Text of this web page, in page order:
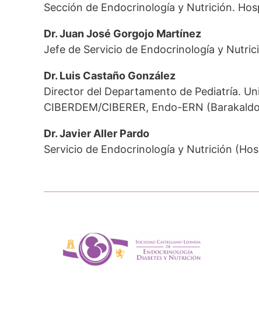
Sección de Endocrinología y Nutrición.
Dr. Juan José Gorgojo Martínez
Jefe de Servicio de Endocrinología y
Dr. Luis Castaño González
Director del Departamento de Pediatría.
CIBERDEM/CIBERER, Endo-ERN
Dr. Javier Aller Pardo
Servicio de Endocrinología y Nutrición